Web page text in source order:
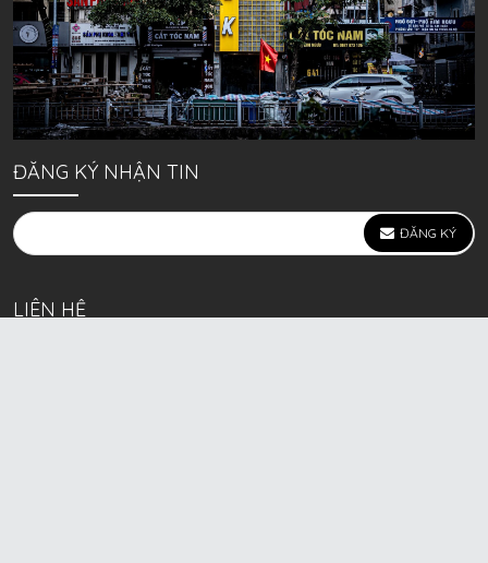
ĐĂNG KÝ NHẬN TIN
ĐĂNG KÝ
LIÊN HỆ